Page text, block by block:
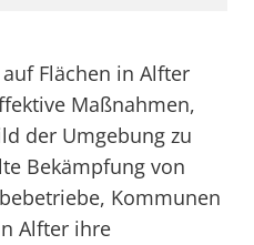
Flächen in Alfter
Maßnahmen,
der Umgebung zu
Bekämpfung von
Kommunen
Alfter ihre